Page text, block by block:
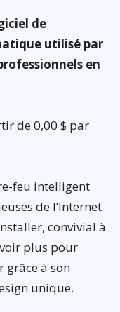
de
utilisé par
en
de 0,00 $ par
feu intelligent
de l’Internet
convivial à
plus pour
grâce à son
unique.